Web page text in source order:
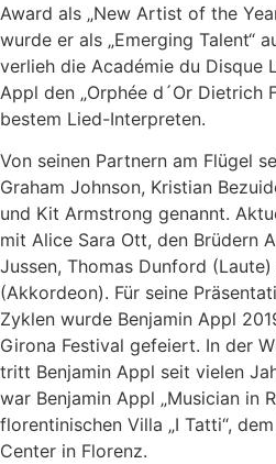
Award als „New Artist of the
wurde er als „Emerging Talent“
verlieh die Académie du Disque
Appl den „Orphée d´Or Dietrich
bestem Lied-Interpreten.
Von seinen Partnern am Flügel
Graham Johnson, Kristian
und Kit Armstrong genannt.
mit Alice Sara Ott, den Brüdern
Jussen, Thomas Dunford
(Akkordeon). Für seine
Zyklen wurde Benjamin Appl
Girona Festival gefeiert. In der
tritt Benjamin Appl seit vielen
war Benjamin Appl „Musician in
florentinischen Villa „I Tatti“,
Center in Florenz.